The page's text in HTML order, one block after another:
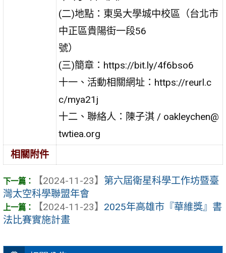
(二)地點：東吳大學城中校區（台北市
中正區貴陽街一段56
號）
(三)簡章：https://bit.ly/4f6bso6
十一、活動相關網址：https://reurl.c
c/mya21j
十二、聯絡人：陳子淇 / oakleychen@
twtiea.org
相關附件
【2024-11-23】 第六屆衛星科學工作坊暨臺
灣太空科學聯盟年會
【2024-11-23】 2025年高雄市『華維獎』書
法比賽實施計畫